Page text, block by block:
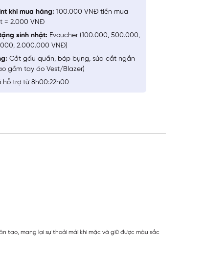
khi mua hàng: 100.000 VNĐ tiền mua
= 2.000 VNĐ
sinh nhật: Evoucher (100.000, 500.000,
2.000.000 VNĐ)
Cắt gấu quần, bóp bụng, sửa cắt ngắn
gồm tay áo Vest/Blazer)
hỗ trợ từ 8h00:22h00
tạo, mang lại sự thoải mái khi mặc và giữ được màu sắc